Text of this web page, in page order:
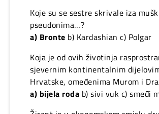
Koje su se sestre skrivale iza
pseudonima…?
a) Bronte b) Kardashian c) Polgar
Koja je od ovih životinja
sjevernim kontinentalnim
Hrvatske, omeđenima Murom i
a) bijela roda b) sivi vuk c) smeđi